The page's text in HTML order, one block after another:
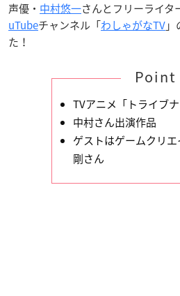
声優・ 中村悠一さんとフリーライタ
uTubeチャンネル「わしゃがなTV
た！
Point
TVアニメ「トライブ
中村さん出演作品
ゲストはゲームクリ
剛さん